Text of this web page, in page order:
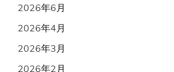
2026年6月
2026年4月
2026年3月
2026年2月